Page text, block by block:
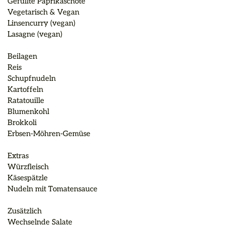
Vegetarisch & Vegan
Linsencurry (vegan)
Lasagne (vegan)
Beilagen
Reis
Schupfnudeln
Kartoffeln
Ratatouille
Blumenkohl
Brokkoli
Erbsen-Möhren-Gemüse
Extras
Würzfleisch
Käsespätzle
Nudeln mit Tomatensauce
Zusätzlich
Wechselnde Salate